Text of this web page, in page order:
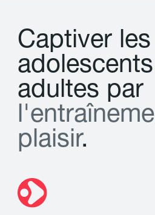
Captiver les
adolescents
adultes par
l'entraîneme
plaisir.